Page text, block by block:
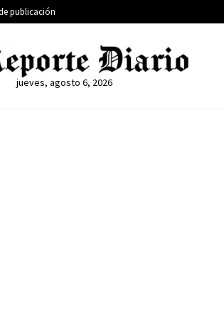
publicación
jueves, agosto 6, 2026